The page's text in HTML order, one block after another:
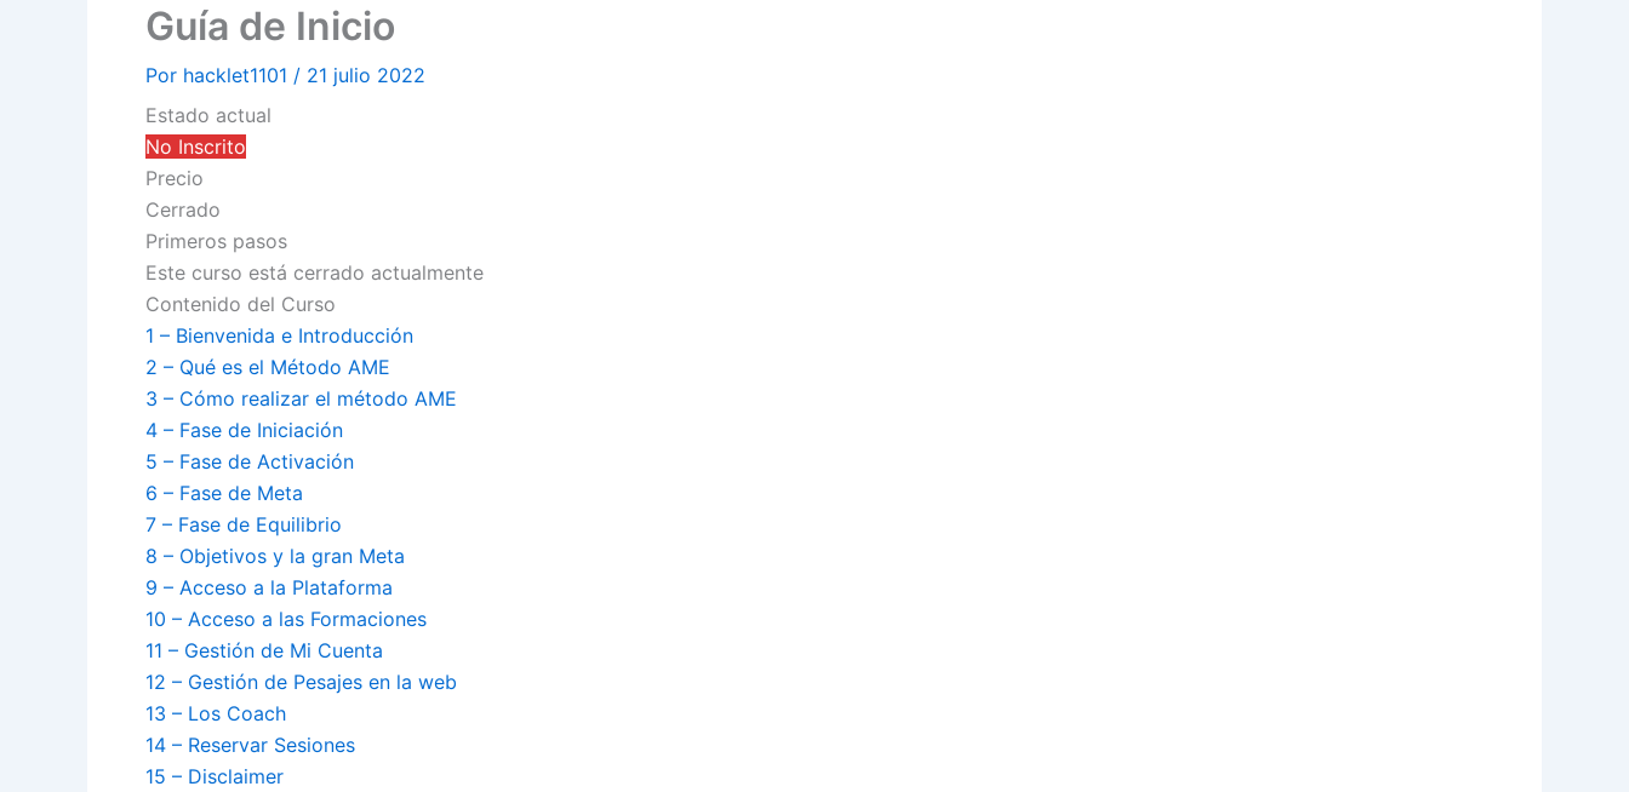
Guía de Inicio
Por hacklet1101 / 21 julio 2022
Estado actual
No Inscrito
Precio
Cerrado
Primeros pasos
Este curso está cerrado actualmente
Contenido del Curso
1 – Bienvenida e Introducción
2 – Qué es el Método AME
3 – Cómo realizar el método AME
4 – Fase de Iniciación
5 – Fase de Activación
6 – Fase de Meta
7 – Fase de Equilibrio
8 – Objetivos y la gran Meta
9 – Acceso a la Plataforma
10 – Acceso a las Formaciones
11 – Gestión de Mi Cuenta
12 – Gestión de Pesajes en la web
13 – Los Coach
14 – Reservar Sesiones
15 – Disclaimer